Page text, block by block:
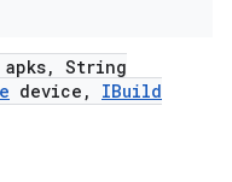
, String
device ,
IBuild